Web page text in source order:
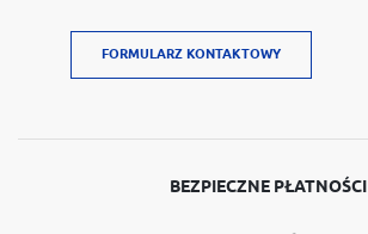
FORMULARZ KONTAKTOWY
BEZPIECZNE PŁATNOŚCI